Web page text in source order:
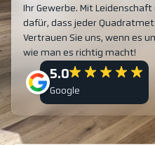
Ihr Gewerbe. Mit
dafür, dass jeder
Vertrauen Sie uns, wenn es
wie man es richtig macht!
5.0
Google